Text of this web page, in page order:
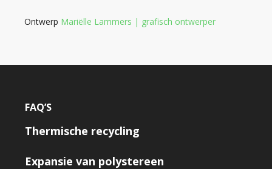
Ontwerp Mariëlle Lammers | grafisch ontwerper
FAQ’S
Thermische recycling
Expansie van polystereen